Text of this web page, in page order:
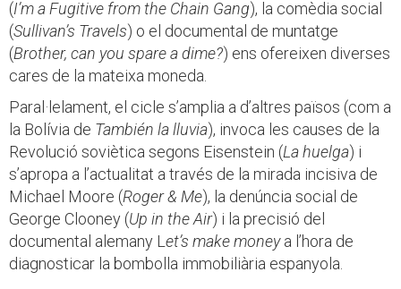
(I’m a Fugitive from the Chain Gang), la comèdia social
(Sullivan’s Travels) o el documental de muntatge
(Brother, can you spare a dime?) ens ofereixen diverses
cares de la mateixa moneda.
Paral·lelament, el cicle s’amplia a d’altres països (com a
la Bolívia de También la lluvia), invoca les causes de la
Revolució soviètica segons Eisenstein (La huelga) i
s’apropa a l’actualitat a través de la mirada incisiva de
Michael Moore (Roger & Me), la denúncia social de
George Clooney (Up in the Air) i la precisió del
documental alemany L et’s make moneya l’hora de
diagnosticar la bombolla immobiliària espanyola.